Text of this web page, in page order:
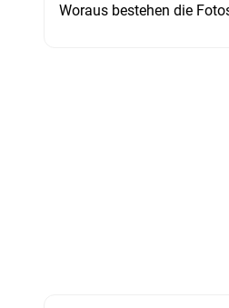
Woraus bestehen die